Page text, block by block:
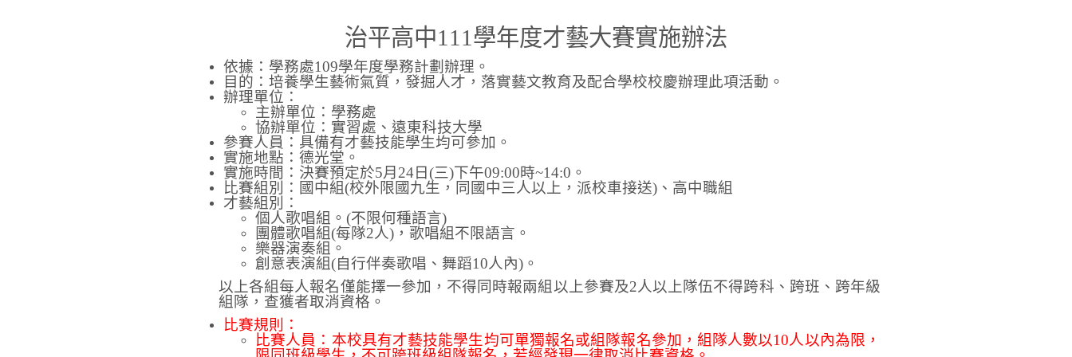
治平高中111學年度才藝大賽實施辦法
依據：學務處109學年度學務計劃辦理。
目的：培養學生藝術氣質，發掘人才，落實藝文教育及配合學校校慶辦理此項活動。
辦理單位：
主辦單位：學務處
協辦單位：實習處、遠東科技大學
參賽人員：具備有才藝技能學生均可參加。
實施地點：德光堂。
實施時間：決賽預定於5月24日(三)下午09:00時~14:0。
比賽組別：國中組(校外限國九生，同國中三人以上，派校車接送)、高中職組
才藝組別：
個人歌唱組。(不限何種語言)
團體歌唱組(每隊2人)，歌唱組不限語言。
樂器演奏組。
創意表演組(自行伴奏歌唱、舞蹈10人內)。
以上各組每人報名僅能擇一參加，不得同時報兩組以上參賽及2人以上隊伍不得跨科、跨班、跨年級
組隊，查獲者取消資格。
比賽規則：
比賽人員：本校具有才藝技能學生均可單獨報名或組隊報名參加，組隊人數以10人以內為限，